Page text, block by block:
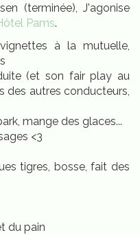
(terminée), J'agonise
Pams.
à la mutuelle,
(et son fair play au
des autres conducteurs,
mange des glaces...
<3
tigres, bosse, fait des
du pain